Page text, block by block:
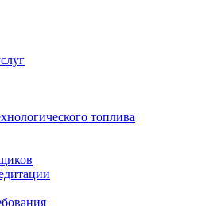
топлива